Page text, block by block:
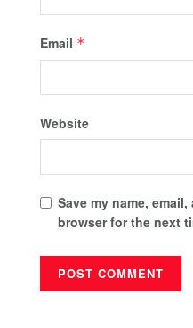
Email *
Website
Save my name,
browser for the next